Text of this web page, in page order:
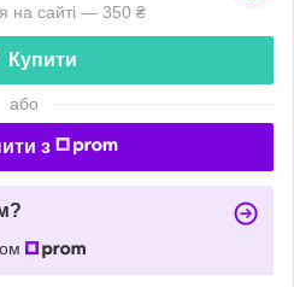
на сайті — 350 ₴
Купити
або
з